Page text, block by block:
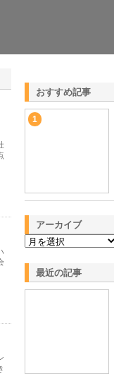
おすすめ記事
1
アーカイブ
最近の記事